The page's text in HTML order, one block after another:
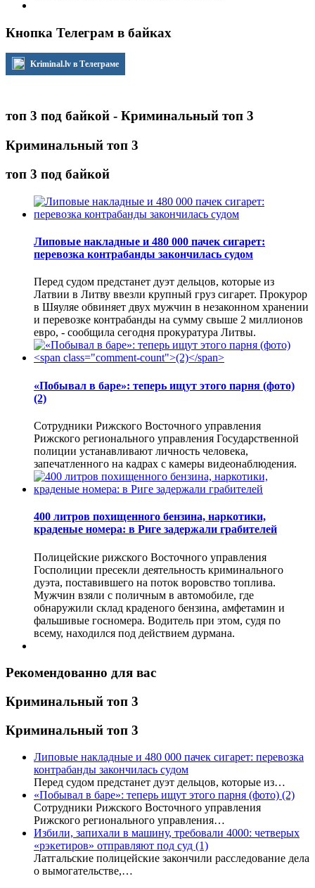
Кнопка Телеграм в байках
Kriminal.lv в Телеграме
топ 3 под байкой - Криминальный топ 3
Криминальный топ 3
топ 3 под байкой
Липовые накладные и 480 000 пачек сигарет:
перевозка контрабанды закончилась судом
Перед судом предстанет дуэт дельцов, которые из
Латвии в Литву ввезли крупный груз сигарет. Прокурор
в Шяуляе обвиняет двух мужчин в незаконном хранении
и перевозке контрабанды на сумму свыше 2 миллионов
евро, - сообщила сегодня прокуратура Литвы.
«Побывал в баре»: теперь ищут этого парня (фото)
(2)
Сотрудники Рижского Восточного управления
Рижского регионального управления Государственной
полиции устанавливают личность человека,
запечатленного на кадрах с камеры видеонаблюдения.
400 литров похищенного бензина, наркотики,
краденые номера: в Риге задержали грабителей
Полицейские рижского Восточного управления
Госполиции пресекли деятельность криминального
дуэта, поставившего на поток воровство топлива.
Мужчин взяли с поличным в автомобиле, где
обнаружили склад краденого бензина, амфетамин и
фальшивые госномера. Водитель при этом, судя по
всему, находился под действием дурмана.
Рекомендованно для вас
Криминальный топ 3
Криминальный топ 3
Липовые накладные и 480 000 пачек сигарет: перевозка
контрабанды закончилась судом
Перед судом предстанет дуэт дельцов, которые из…
«Побывал в баре»: теперь ищут этого парня (фото) (2)
Сотрудники Рижского Восточного управления
Рижского регионального управления…
Избили, запихали в машину, требовали 4000: четверых
«рэкетиров» отправляют под суд (1)
Латгальские полицейские закончили расследование дела
о вымогательстве,…